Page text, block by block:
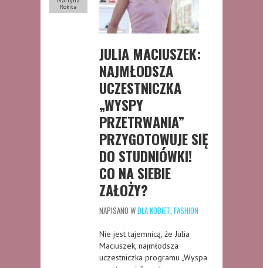
Rokita
JULIA MACIUSZEK:
NAJMŁODSZA
UCZESTNICZKA
„WYSPY
PRZETRWANIA”
PRZYGOTOWUJE SIĘ
DO STUDNIÓWKI!
CO NA SIEBIE
ZAŁOŻY?
NAPISANO WDLA KOBIET FASHION
Nie jest tajemnicą, że Julia
Maciuszek, najmłodsza
uczestniczka programu „Wyspa